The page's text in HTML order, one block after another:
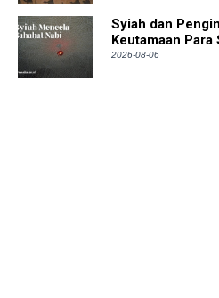
Syiah dan
Keutamaan Para
2026-08-06